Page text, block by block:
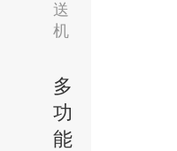
送
机
多
功
能